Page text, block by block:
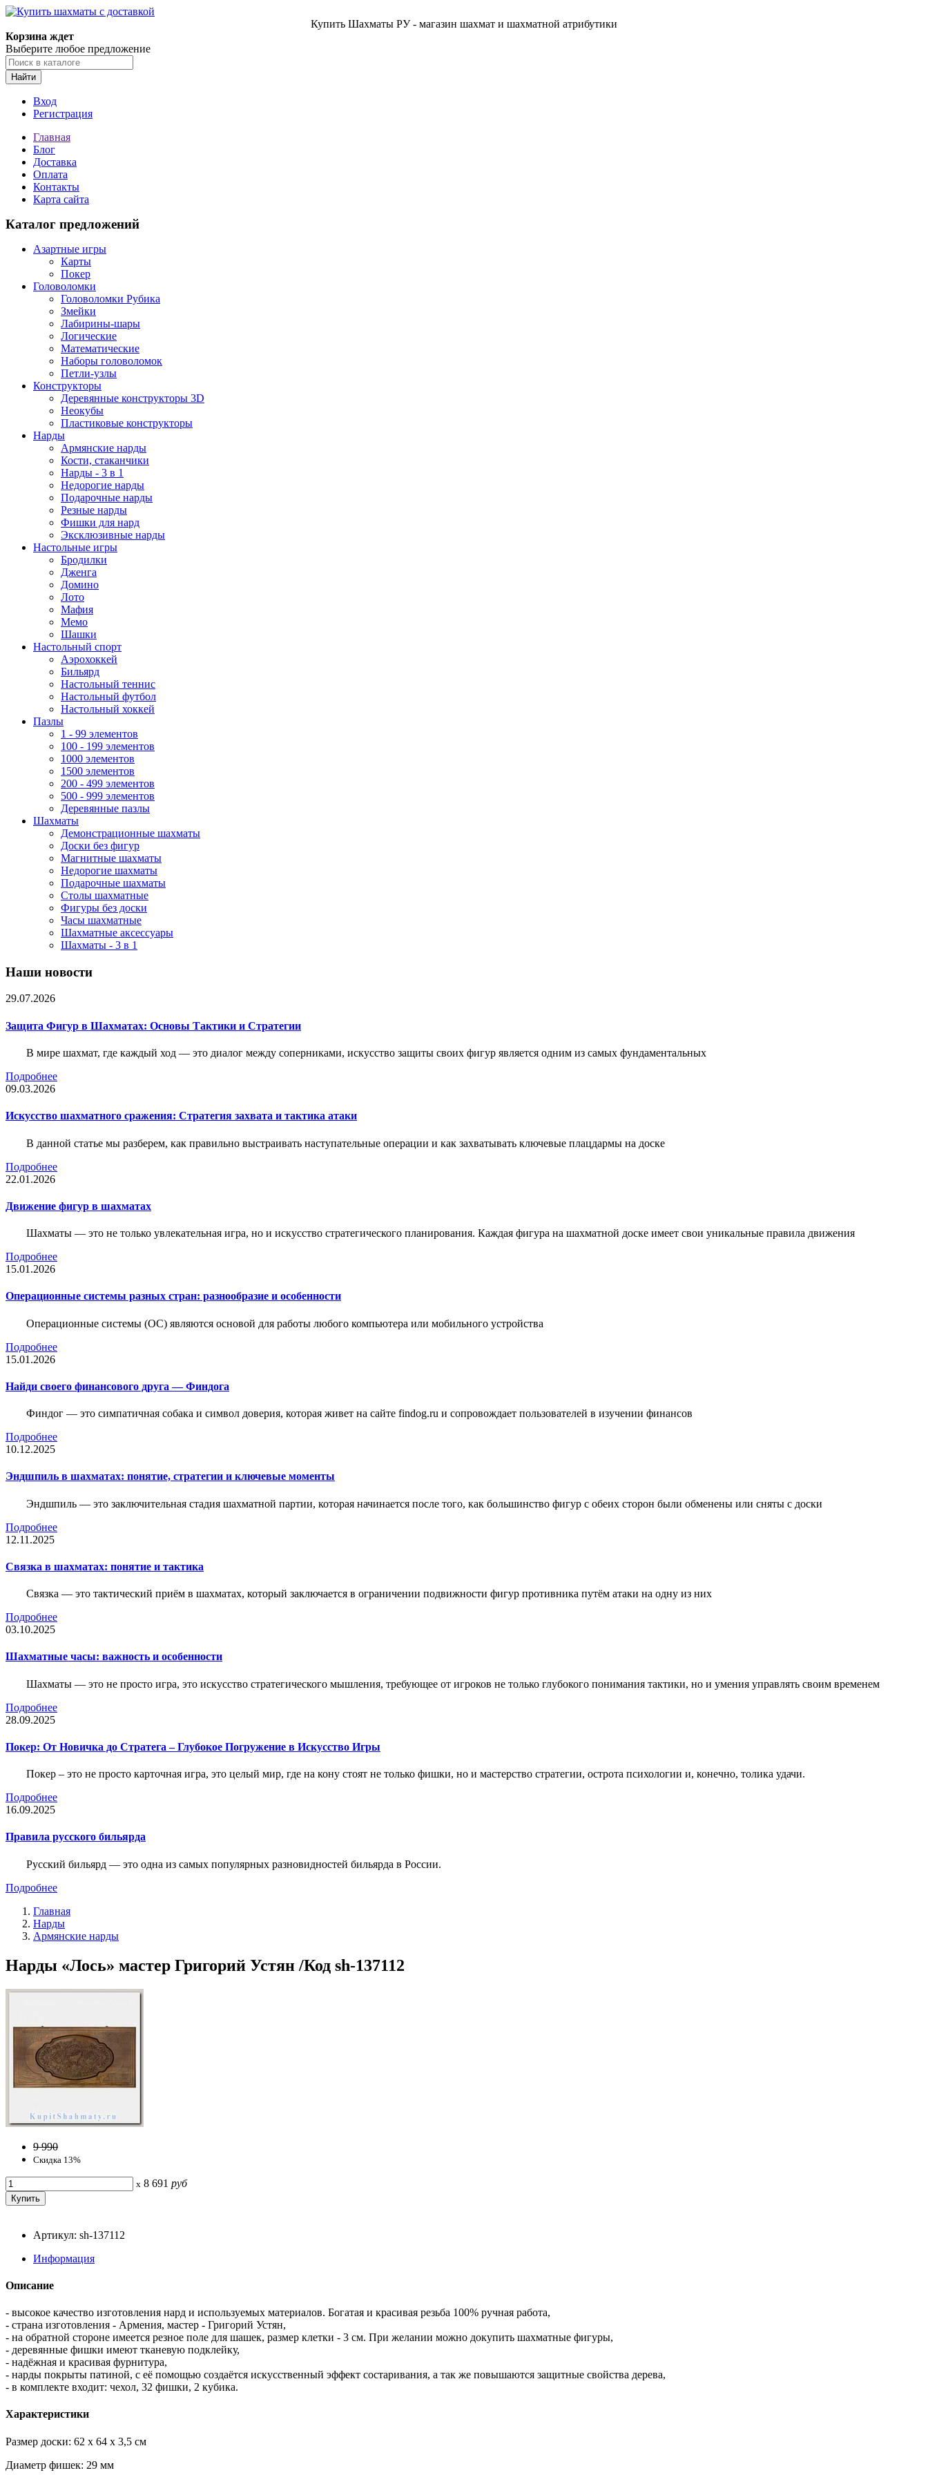
Купить Шахматы РУ - магазин шахмат и шахматной атрибутики
Корзина ждет
Выберите любое предложение
Найти
Вход
Регистрация
Главная
Блог
Доставка
Оплата
Контакты
Карта сайта
Каталог предложений
Азартные игры
Карты
Покер
Головоломки
Головоломки Рубика
Змейки
Лабирины-шары
Логические
Математические
Наборы головоломок
Петли-узлы
Конструкторы
Деревянные конструкторы 3D
Неокубы
Пластиковые конструкторы
Нарды
Армянские нарды
Кости, стаканчики
Нарды - 3 в 1
Недорогие нарды
Подарочные нарды
Резные нарды
Фишки для нард
Эксклюзивные нарды
Настольные игры
Бродилки
Дженга
Домино
Лото
Мафия
Мемо
Шашки
Настольный спорт
Аэрохоккей
Бильярд
Настольный теннис
Настольный футбол
Настольный хоккей
Пазлы
1 - 99 элементов
100 - 199 элементов
1000 элементов
1500 элементов
200 - 499 элементов
500 - 999 элементов
Деревянные пазлы
Шахматы
Демонстрационные шахматы
Доски без фигур
Магнитные шахматы
Недорогие шахматы
Подарочные шахматы
Столы шахматные
Фигуры без доски
Часы шахматные
Шахматные аксессуары
Шахматы - 3 в 1
Наши новости
29.07.2026
Защита Фигур в Шахматах: Основы Тактики и Стратегии
В мире шахмат, где каждый ход — это диалог между соперниками, искусство защиты своих фигур является одним из самых фундаментальных
Подробнее
09.03.2026
Искусство шахматного сражения: Стратегия захвата и тактика атаки
В данной статье мы разберем, как правильно выстраивать наступательные операции и как захватывать ключевые плацдармы на доске
Подробнее
22.01.2026
Движение фигур в шахматах
Шахматы — это не только увлекательная игра, но и искусство стратегического планирования. Каждая фигура на шахматной доске имеет свои уникальные правила движения
Подробнее
15.01.2026
Операционные системы разных стран: разнообразие и особенности
Операционные системы (ОС) являются основой для работы любого компьютера или мобильного устройства
Подробнее
15.01.2026
Найди своего финансового друга — Финдога
Финдог — это симпатичная собака и символ доверия, которая живет на сайте findog.ru и сопровождает пользователей в изучении финансов
Подробнее
10.12.2025
Эндшпиль в шахматах: понятие, стратегии и ключевые моменты
Эндшпиль — это заключительная стадия шахматной партии, которая начинается после того, как большинство фигур с обеих сторон были обменены или сняты с доски
Подробнее
12.11.2025
Связка в шахматах: понятие и тактика
Связка — это тактический приём в шахматах, который заключается в ограничении подвижности фигур противника путём атаки на одну из них
Подробнее
03.10.2025
Шахматные часы: важность и особенности
Шахматы — это не просто игра, это искусство стратегического мышления, требующее от игроков не только глубокого понимания тактики, но и умения управлять своим временем
Подробнее
28.09.2025
Покер: От Новичка до Стратега – Глубокое Погружение в Искусство Игры
Покер – это не просто карточная игра, это целый мир, где на кону стоят не только фишки, но и мастерство стратегии, острота психологии и, конечно, толика удачи.
Подробнее
16.09.2025
Правила русского бильярда
Русский бильярд — это одна из самых популярных разновидностей бильярда в России.
Подробнее
Главная
Нарды
Армянские нарды
Нарды «Лось» мастер Григорий Устян /Код sh-137112
9 990
Скидка 13%
x 8 691 руб
Артикул: sh-137112
Информация
Описание
- высокое качество изготовления нард и используемых материалов. Богатая и красивая резьба 100% ручная работа,
- страна изготовления - Армения, мастер - Григорий Устян,
- на обратной стороне имеется резное поле для шашек, размер клетки - 3 см. При желании можно докупить шахматные фигуры,
- деревянные фишки имеют тканевую подклейку,
- надёжная и красивая фурнитура,
- нарды покрыты патиной, с её помощью создаётся искусственный эффект состаривания, а так же повышаются защитные свойства дерева,
- в комплекте входит: чехол, 32 фишки, 2 кубика.
Характеристики
Размер доски: 62 x 64 x 3,5 см
Диаметр фишек: 29 мм